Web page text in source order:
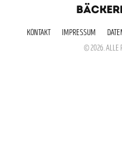
KONTAKT IMPRESSUM
© 2026. ALLE